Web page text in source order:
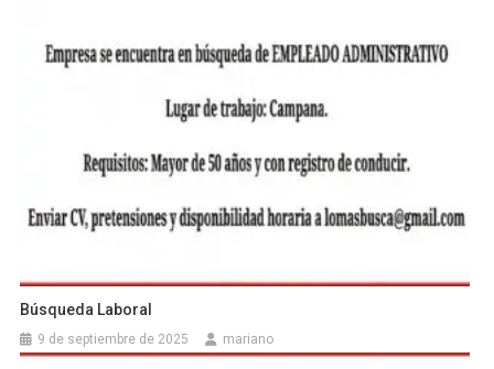
Búsqueda Laboral
9 de septiembre de 2025 mariano